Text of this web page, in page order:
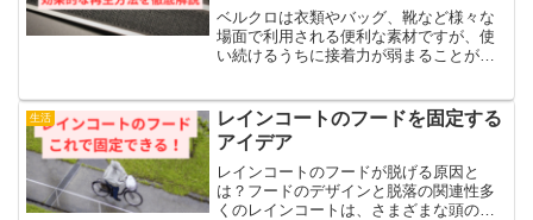
ベルクロは衣類やバッグ、靴など様々な
場面で利用される便利な素材ですが、使
い続けるうちに接着力が弱まることがあ
紹介します。記事のポイント：・ベルク
ロの機能と粘着力が低下す...
生活
レインコートのフードを固定する
アイデア
レインコートのフードが脱げる原因と
は？フードのデザインと脱落の関連性多
くのレインコートは、さまざまな頭のサ